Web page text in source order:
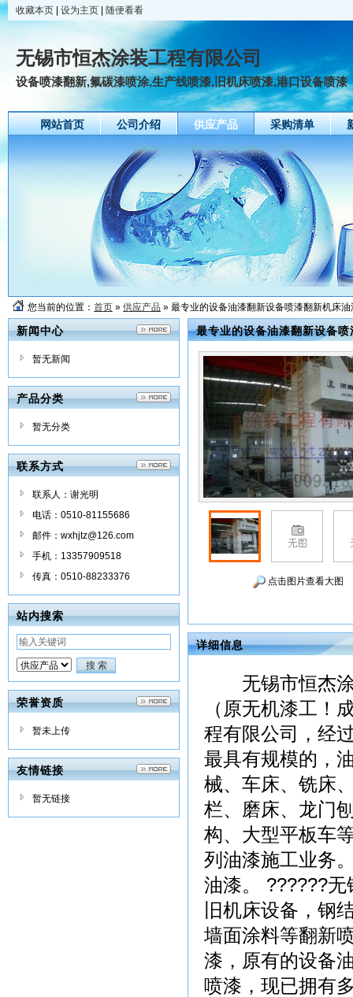
收藏本页 设为主页 随便看看
无锡市恒杰涂装工程有限公司
设备喷漆翻新,氟碳漆喷涂,生产线喷漆,旧机床喷漆,港口设备喷漆
网站首页 公司介绍 供应产品 采购清单
您当前的位置： 首页 » 供应产品 » 最专业的设备油漆翻新设备喷漆翻新机床
新闻中心
暂无新闻
产品分类
暂无分类
联系方式
联系人：谢光明
电话：0510-81155686
邮件：wxhjtz@126.com
手机：13357909518
传真：0510-88233376
站内搜索
荣誉资质
暂未上传
友情链接
暂无链接
最专业的设备油漆翻新设备
点击图片查看大图
详细信息
无锡市恒杰涂
（原无机漆工！
程有限公司，经
最具有规模的，
械、车床、铣床
栏、磨床、龙门
构、大型平板车
列油漆施工业务
油漆。 ??????
旧机床设备，钢
墙面涂料等翻新
漆，原有的设备
喷漆，现已拥有